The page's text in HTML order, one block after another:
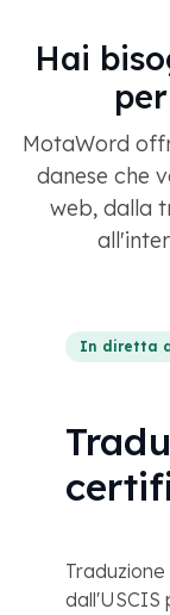
Hai
MotaWord
danese che
web, dalla
In diretta
dall'USCIS